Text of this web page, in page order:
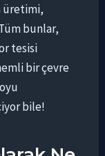
üretimi,
bunlar,
tesisi
bir çevre
bile!